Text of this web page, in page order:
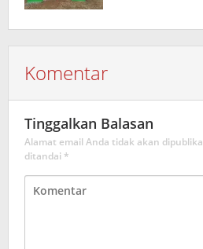
Komentar
Tinggalkan Balasan
Alamat email Anda tidak akan
ditandai *